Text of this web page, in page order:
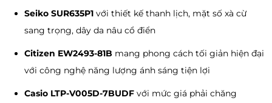
Seiko SUR635P1 với thiết kế thanh lịch, mặt số xà cừ
sang trọng, dây da nâu cổ điển
Citizen EW2493-81B mang phong cách tối giản hiện đại
với công nghệ năng lượng ánh sáng tiện lợi
Casio LTP-V005D-7BUDF với mức giá phải chăng